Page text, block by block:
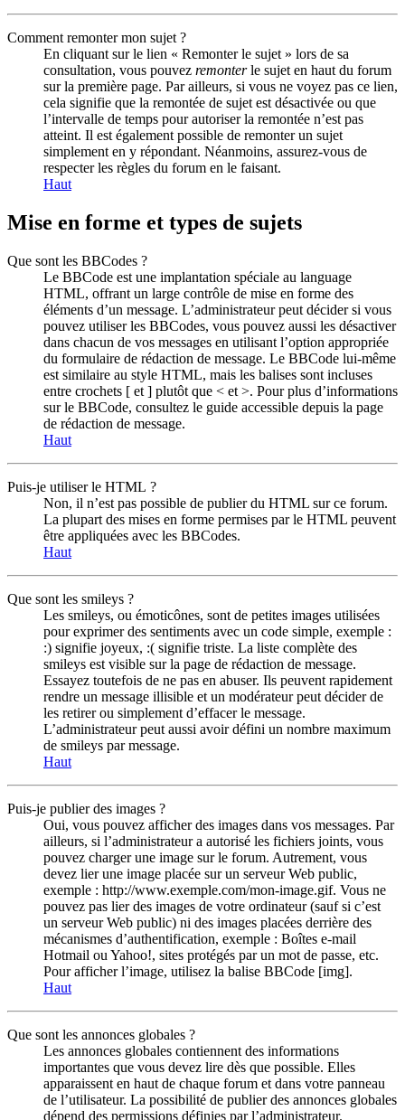
Comment remonter mon sujet ?
En cliquant sur le lien « Remonter le sujet » lors de sa
consultation, vous pouvez remonterle sujet en haut du forum
sur la première page. Par ailleurs, si vous ne voyez pas ce lien,
cela signifie que la remontée de sujet est désactivée ou que
l’intervalle de temps pour autoriser la remontée n’est pas
atteint. Il est également possible de remonter un sujet
simplement en y répondant. Néanmoins, assurez-vous de
respecter les règles du forum en le faisant.
Haut
Mise en forme et types de sujets
Que sont les BBCodes ?
Le BBCode est une implantation spéciale au language
HTML, offrant un large contrôle de mise en forme des
éléments d’un message. L’administrateur peut décider si vous
pouvez utiliser les BBCodes, vous pouvez aussi les désactiver
dans chacun de vos messages en utilisant l’option appropriée
du formulaire de rédaction de message. Le BBCode lui-même
est similaire au style HTML, mais les balises sont incluses
entre crochets [ et ] plutôt que < et >. Pour plus d’informations
sur le BBCode, consultez le guide accessible depuis la page
de rédaction de message.
Haut
Puis-je utiliser le HTML ?
Non, il n’est pas possible de publier du HTML sur ce forum.
La plupart des mises en forme permises par le HTML peuvent
être appliquées avec les BBCodes.
Haut
Que sont les smileys ?
Les smileys, ou émoticônes, sont de petites images utilisées
pour exprimer des sentiments avec un code simple, exemple :
:) signifie joyeux, :( signifie triste. La liste complète des
smileys est visible sur la page de rédaction de message.
Essayez toutefois de ne pas en abuser. Ils peuvent rapidement
rendre un message illisible et un modérateur peut décider de
les retirer ou simplement d’effacer le message.
L’administrateur peut aussi avoir défini un nombre maximum
de smileys par message.
Haut
Puis-je publier des images ?
Oui, vous pouvez afficher des images dans vos messages. Par
ailleurs, si l’administrateur a autorisé les fichiers joints, vous
pouvez charger une image sur le forum. Autrement, vous
devez lier une image placée sur un serveur Web public,
exemple : http://www.exemple.com/mon-image.gif. Vous ne
pouvez pas lier des images de votre ordinateur (sauf si c’est
un serveur Web public) ni des images placées derrière des
mécanismes d’authentification, exemple : Boîtes e-mail
Hotmail ou Yahoo!, sites protégés par un mot de passe, etc.
Pour afficher l’image, utilisez la balise BBCode [img].
Haut
Que sont les annonces globales ?
Les annonces globales contiennent des informations
importantes que vous devez lire dès que possible. Elles
apparaissent en haut de chaque forum et dans votre panneau
de l’utilisateur. La possibilité de publier des annonces globales
dépend des permissions définies par l’administrateur.